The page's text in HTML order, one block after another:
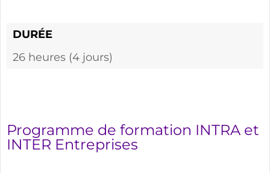
DURÉE
26 heures (4 jours)
Programme de formation INTRA et
INTER Entreprises